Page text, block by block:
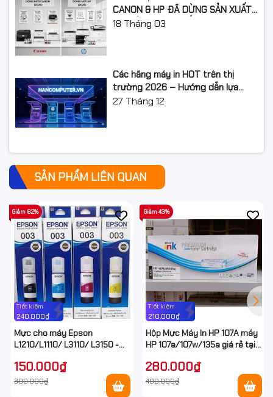
CANON & HP ĐÃ DỪNG SẢN XUẤT:
LỘ TRÌNH NÂNG CẤP 2026
18 Tháng 03
Các hãng máy in HOT trên thị
trường 2026 – Hướng dẫn lựa
chọn và so sánh chi tiết
27 Tháng 12
SẢN PHẨM LIÊN QUAN
Tiết kiệm
240.000₫
Giảm 62%
Mực cho máy Epson
L1210/L1110/ L3110/ L3150 -
150.000₫
390.000₫
Tiết kiệm
210.000₫
Giảm 43%
Hộp Mực Máy In HP 107A máy
HP 107a/107w/135a giá rẻ tại
280.000₫
490.000₫